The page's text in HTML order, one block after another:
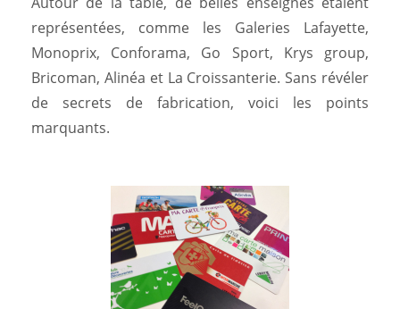
représentées, comme les Galeries Lafayette,
Monoprix, Conforama, Go Sport, Krys group,
Bricoman, Alinéa et La Croissanterie. Sans révéler
de secrets de fabrication, voici les points
marquants.